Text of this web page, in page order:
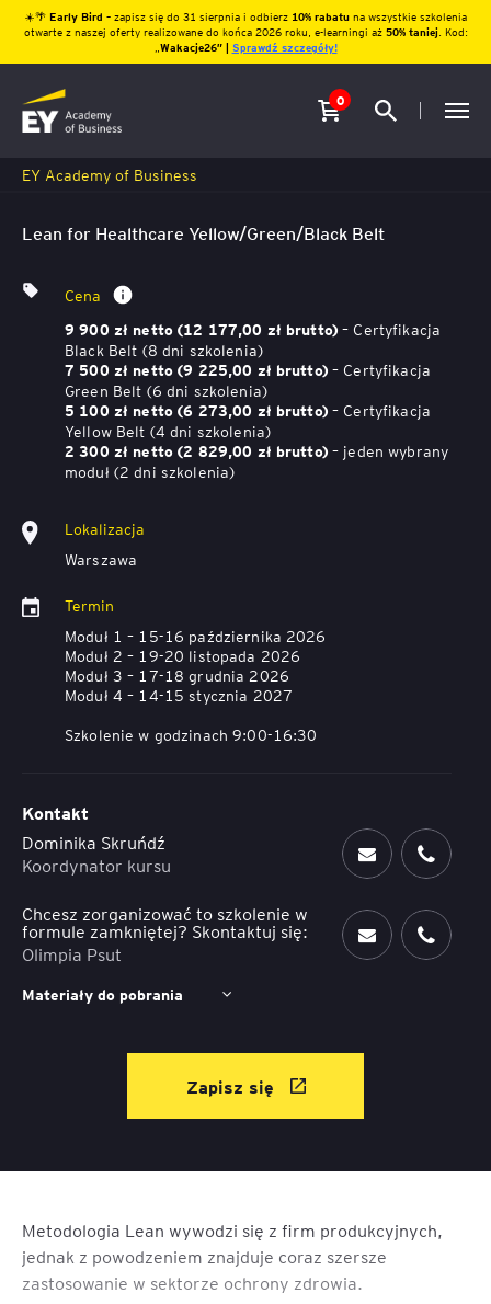
☀️🌴 Early Bird – zapisz się do 31 sierpnia i odbierz10% rabatu na wszystkie szkolenia
otwarte z naszej oferty realizowane do końca 2026 roku, e-learningi aż 50% taniej. Kod:
Wakacje26″ | Sprawdź szczegóły!
0
EY Academy of Business
Metodologia Lean wywodzi się z firm produkcyjnych,
jednak z powodzeniem znajduje coraz szersze
zastosowanie w sektorze ochrony zdrowia.
Lean for Healthcare Yellow/Green/Black Belt
Cena
9 900 zł netto (12 177,00 zł brutto) – Certyfikacja
Black Belt (8 dni szkolenia)
7 500 zł netto (9 225,00 zł brutto)– Certyfikacja
Green Belt (6 dni szkolenia)
5 100 zł netto (6 273,00 zł brutto)– Certyfikacja
Yellow Belt (4 dni szkolenia)
2 300 zł netto (2 829,00 zł brutto)– jeden wybrany
moduł (2 dni szkolenia)
Lokalizacja
Warszawa
Termin
Moduł 1 – 15-16 października 2026
Moduł 2 – 19-20 listopada 2026
Moduł 3 – 17-18 grudnia 2026
Moduł 4 – 14-15 stycznia 2027
Szkolenie w godzinach 9:00-16:30
Kontakt
Dominika Skruńdź
Koordynator kursu
Chcesz zorganizować to szkolenie w
formule zamkniętej? Skontaktuj się:
Olimpia Psut
Materiały do pobrania
Zapisz się